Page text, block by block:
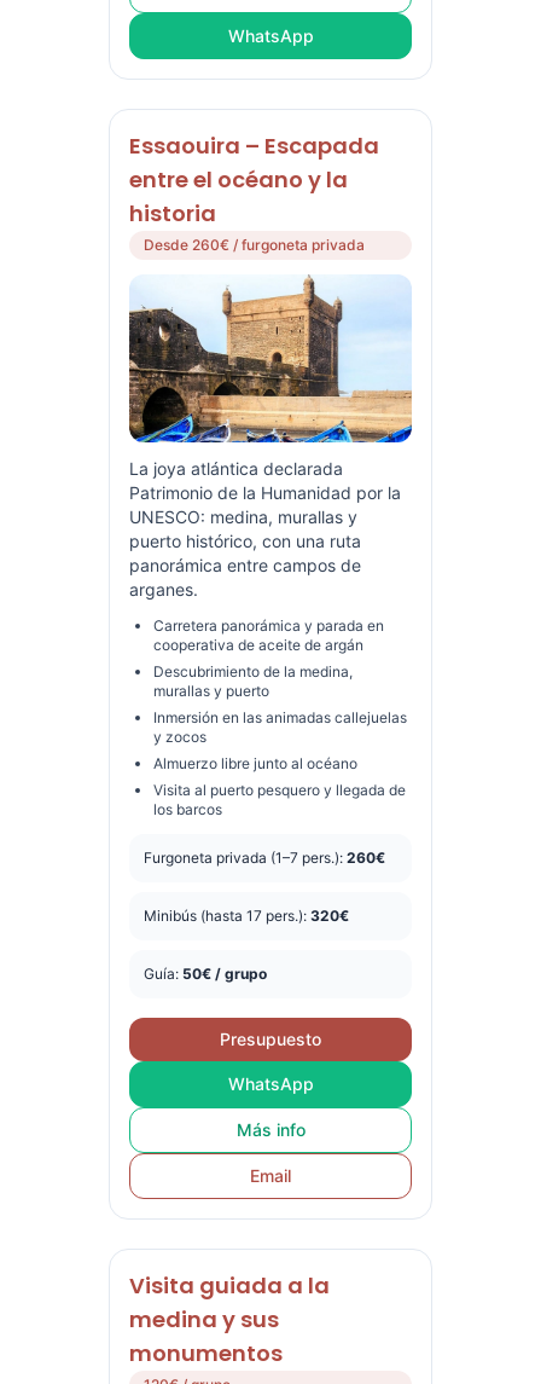
WhatsApp
Essaouira – Escapada
entre el océano y la
historia
Desde 260€ / furgoneta privada
La joya atlántica declarada
Patrimonio de la Humanidad por la
UNESCO: medina, murallas y
puerto histórico, con una ruta
panorámica entre campos de
arganes.
Carretera panorámica y parada en
cooperativa de aceite de argán
Descubrimiento de la medina,
murallas y puerto
Inmersión en las animadas callejuelas
y zocos
Almuerzo libre junto al océano
Visita al puerto pesquero y llegada de
los barcos
Furgoneta privada (1–7 pers.): 260€
Minibús (hasta 17 pers.): 320€
Guía: 50€ / grupo
Presupuesto
WhatsApp
Más info
Email
Visita guiada a la
medina y sus
monumentos